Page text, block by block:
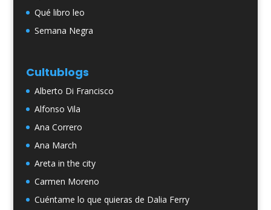
Qué libro leo
Semana Negra
Cultublogs
Alberto Di Francisco
Alfonso Vila
Ana Correro
Ana March
Areta in the city
Carmen Moreno
Cuéntame lo que quieras de Dalia Ferry